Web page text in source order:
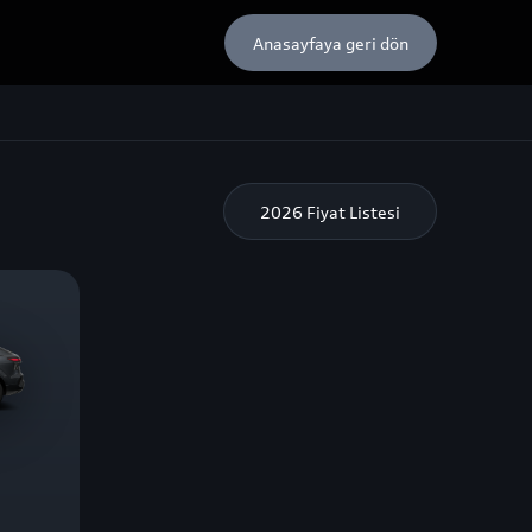
Anasayfaya geri dön
2026 Fiyat Listesi